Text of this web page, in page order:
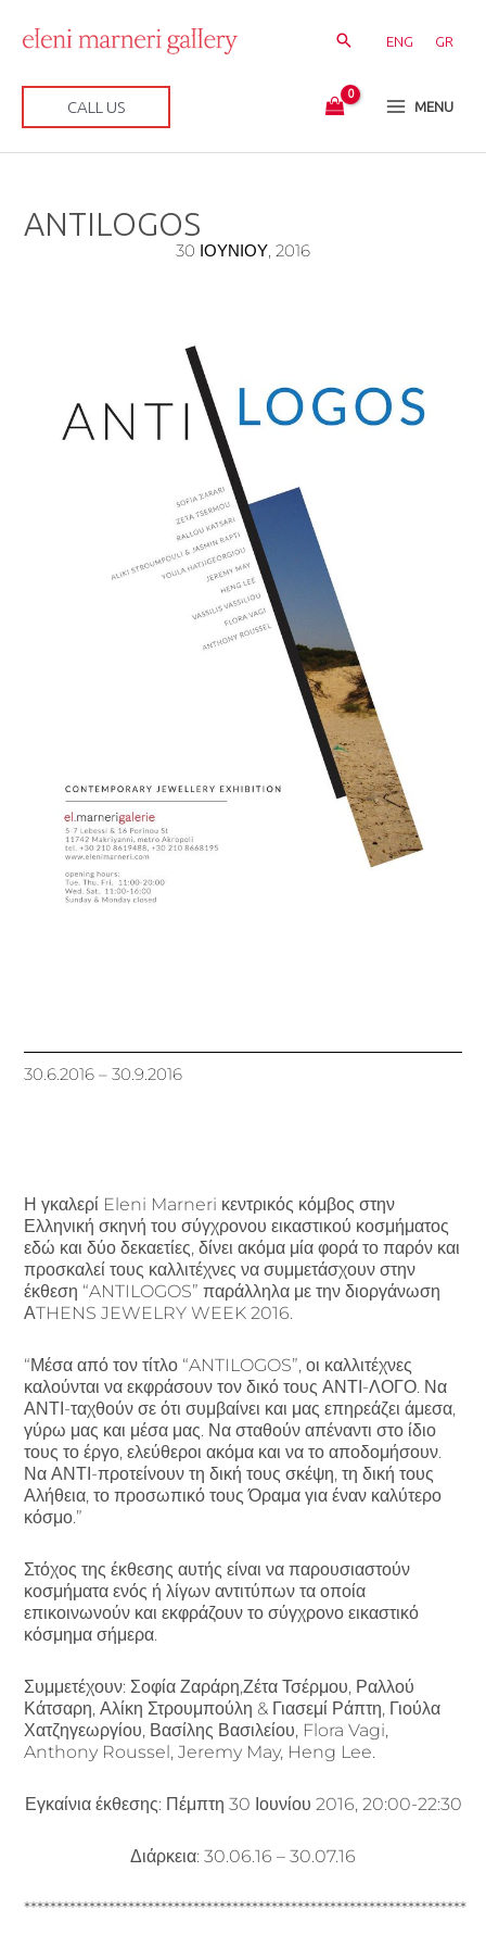
περιεχόμενο
ENG GR
CALL US MENU
ANTILOGOS
30 ΙΟΥΝΊΟΥ, 2016
30.6.2016 – 30.9.2016
Η γκαλερί Eleni Marneri κεντρικός κόμβος στην
Ελληνική σκηνή του σύγχρονου εικαστικού κοσμήματος
εδώ και δύο δεκαετίες, δίνει ακόμα μία φορά το παρόν και
προσκαλεί τους καλλιτέχνες να συμμετάσχουν στην
έκθεση “ANTILOGOS” παράλληλα με την διοργάνωση
ΑTHENS JEWELRY WEEK 2016.
“Μέσα από τον τίτλο “ANTILOGOS”, οι καλλιτέχνες
καλούνται να εκφράσουν τον δικό τους ΑΝΤΙ-ΛΟΓΟ. Να
ΑΝΤΙ-ταχθούν σε ότι συμβαίνει και μας επηρεάζει άμεσα,
γύρω μας και μέσα μας. Να σταθούν απέναντι στο ίδιο
τους το έργο, ελεύθεροι ακόμα και να το αποδομήσουν.
Να ΑΝΤΙ-προτείνουν τη δική τους σκέψη, τη δική τους
Αλήθεια, το προσωπικό τους Όραμα για έναν καλύτερο
κόσμο.”
Στόχος της έκθεσης αυτής είναι να παρουσιαστούν
κοσμήματα ενός ή λίγων αντιτύπων τα οποία
επικοινωνούν και εκφράζουν το σύγχρονο εικαστικό
κόσμημα σήμερα.
Συμμετέχουν: Σοφία Ζαράρη,Ζέτα Τσέρμου, Ραλλού
Κάτσαρη, Αλίκη Στρουμπούλη & Γιασεμί Ράπτη, Γιούλα
Χατζηγεωργίου, Βασίλης Βασιλείου, Flora Vagi,
Anthony Roussel, Jeremy May, Heng Lee.
Εγκαίνια έκθεσης: Πέμπτη 30 Ιουνίου 2016, 20:00-22:30
Διάρκεια: 30.06.16 – 30.07.16
********************************************************************